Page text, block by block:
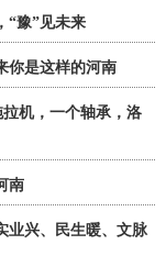
“豫”见未来
你是这样的河南
机，一个轴承，洛
南
业兴、民生暖、文脉